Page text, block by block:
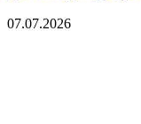
07.07.2026